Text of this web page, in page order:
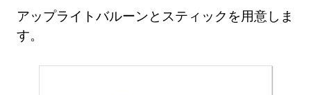
アップライトバルーンとスティックを用意しま
す。